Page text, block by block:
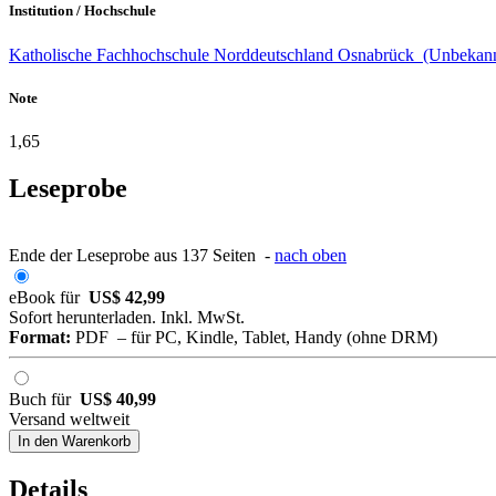
Institution / Hochschule
Katholische Fachhochschule Norddeutschland Osnabrück
Note
1,65
Leseprobe
Ende der Leseprobe aus 137 Seiten - nach oben
eBook für US$ 42,99
Sofort herunterladen. Inkl. MwSt.
Format: PDF – für PC, Kindle, Tablet, Handy (ohne DRM)
Buch für US$ 40,99
Versand weltweit
In den Warenkorb
Details